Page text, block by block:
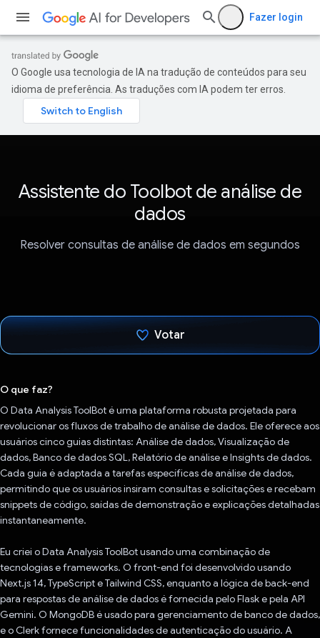
Fazer login
O Google usa tecnologia de IA na tradução de conteúdos para seu
idioma de preferência. As traduções com IA podem ter erros.
Assistente do Toolbot de análise de
dados
Resolver consultas de análise de dados em segundos
Votar
O que faz?
O Data Analysis ToolBot é uma plataforma robusta projetada para
revolucionar os fluxos de trabalho de análise de dados. Ele oferece aos
usuários cinco guias distintas: Análise de dados, Visualização de
dados, Banco de dados SQL, Relatório de análise e Insights de dados.
Cada guia é adaptada a tarefas específicas de análise de dados,
permitindo que os usuários insiram consultas e solicitações e recebam
snippets de código, saídas de demonstração e explicações detalhadas
instantaneamente.
Eu criei o Data Analysis ToolBot usando uma combinação de
tecnologias e frameworks. O front-end foi desenvolvido usando
Next.js 14, TypeScript e Tailwind CSS, enquanto a lógica de back-end
para respostas de análise de dados é fornecida pelo Flask e pela API
Gemini. O MongoDB é usado para gerenciamento de banco de dados,
e o Clerk fornece funcionalidades de autenticação do usuário. A